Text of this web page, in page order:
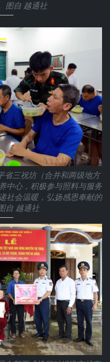
图自 越通社
省三祝坊（合并和两级地方
中心，积极参与照料与服务
社会温暖，弘扬感恩奉献的
自 越通社